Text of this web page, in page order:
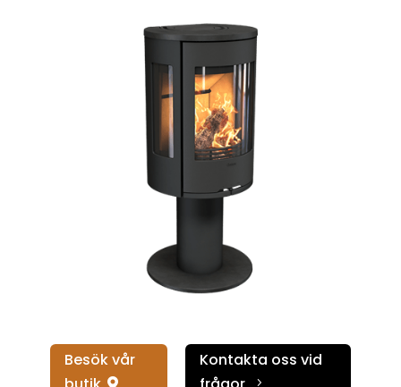
Besök vår

Kontakta oss vid
5